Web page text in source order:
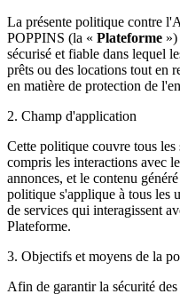
La présente politique contre
POPPINS (la « Plateforme
sécurisé et fiable dans lequel
prêts ou des locations tout en
en matière de protection de
2. Champ d'application
Cette politique couvre tous
compris les interactions avec
annonces, et le contenu
politique s'applique à tous les
de services qui interagissent
Plateforme.
3. Objectifs et moyens de la
Afin de garantir la sécurité